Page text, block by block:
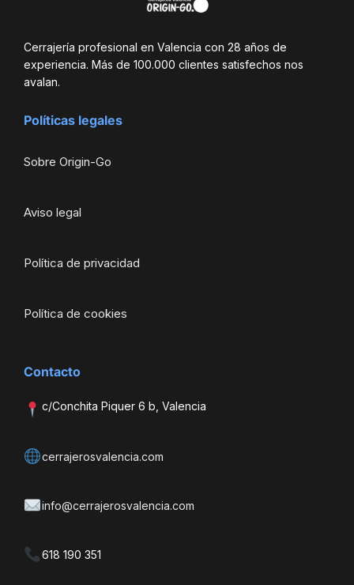
Cerrajería profesional en Valencia con 28 años de
experiencia. Más de 100.000 clientes satisfechos nos
avalan.
Políticas legales
Sobre Origin-Go
Aviso legal
Política de privacidad
Política de cookies
Contacto
c/Conchita Piquer 6 b, Valencia
cerrajerosvalencia.com
info@cerrajerosvalencia.com
618 190 351